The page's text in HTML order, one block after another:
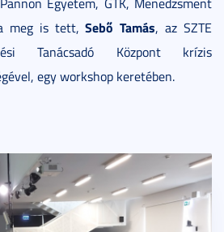
meg is tett,Sebő Tamás, az SZTE
Tanácsadó Központ krízis
egy workshop keretében.